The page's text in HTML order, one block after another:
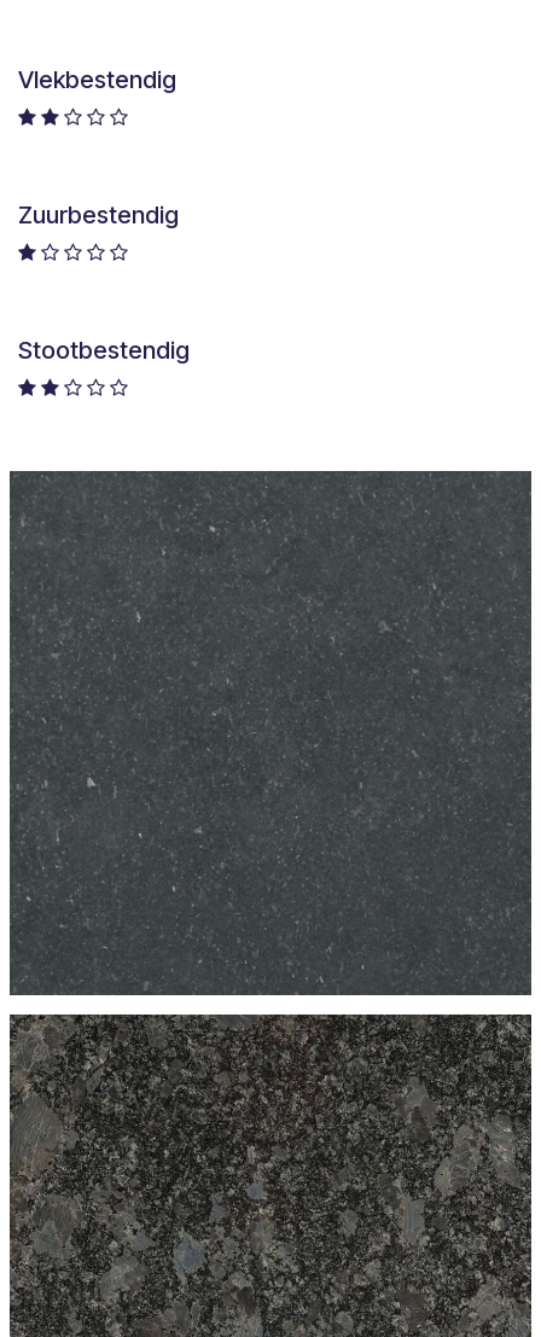
Vlekbestendig
Zuurbestendig
Stootbestendig